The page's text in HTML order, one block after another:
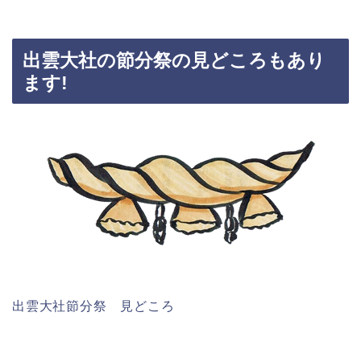
出雲大社の節分祭の見どころもあり
ます!
出雲大社節分祭 見どころ